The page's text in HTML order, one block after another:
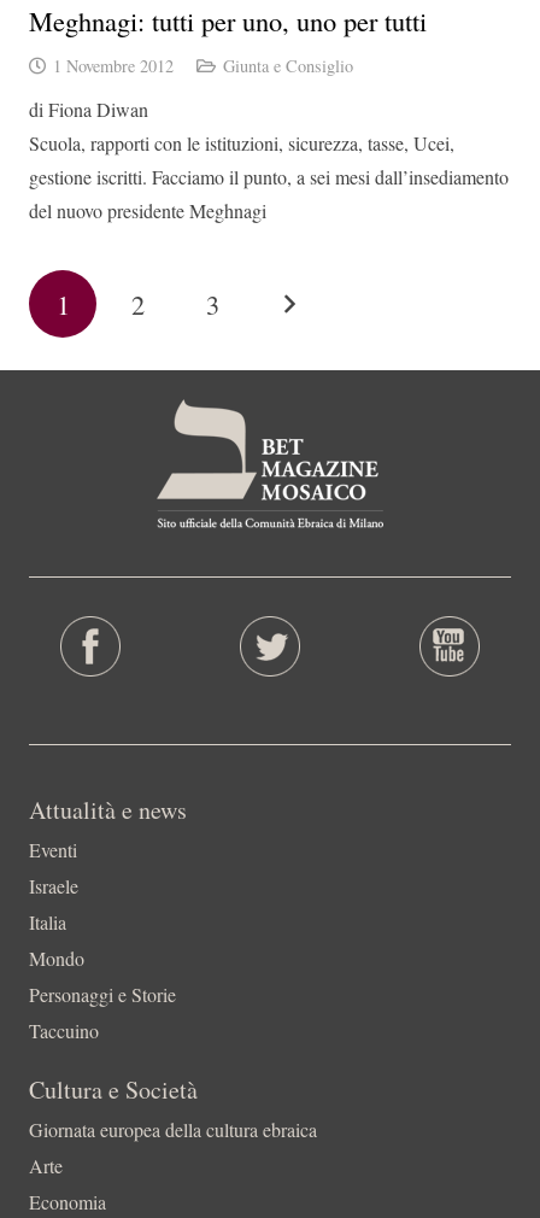
Meghnagi: tutti per uno, uno per tutti
1 Novembre 2012 Giunta e Consiglio
di Fiona Diwan
Scuola, rapporti con le istituzioni, sicurezza, tasse, Ucei,
gestione iscritti. Facciamo il punto, a sei mesi dall’insediamento
del nuovo presidente Meghnagi
1 2 3
Attualità e news
Eventi
Israele
Italia
Mondo
Personaggi e Storie
Taccuino
Cultura e Società
Giornata europea della cultura ebraica
Arte
Economia